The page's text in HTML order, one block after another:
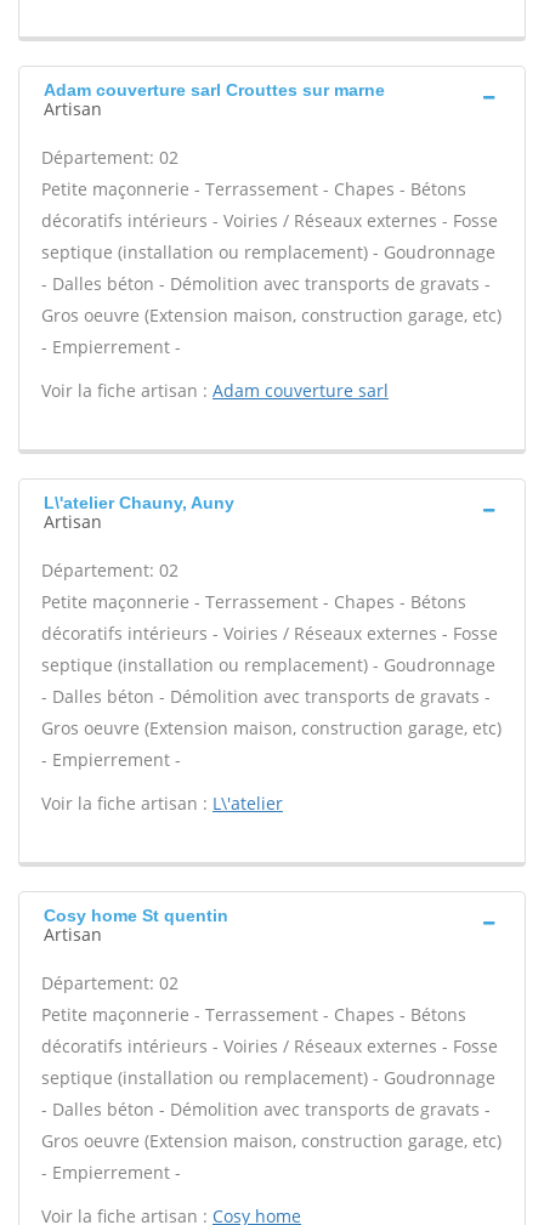
Adam couverture sarl Crouttes sur marne
Artisan
Département: 02
Petite maçonnerie - Terrassement - Chapes - Bétons
décoratifs intérieurs - Voiries / Réseaux externes - Fosse
septique (installation ou remplacement) - Goudronnage
- Dalles béton - Démolition avec transports de gravats -
Gros oeuvre (Extension maison, construction garage, etc)
- Empierrement -
Voir la fiche artisan : Adam couverture sarl
L\'atelier Chauny, Auny
Artisan
Département: 02
Petite maçonnerie - Terrassement - Chapes - Bétons
décoratifs intérieurs - Voiries / Réseaux externes - Fosse
septique (installation ou remplacement) - Goudronnage
- Dalles béton - Démolition avec transports de gravats -
Gros oeuvre (Extension maison, construction garage, etc)
- Empierrement -
Voir la fiche artisan : L\'atelier
Cosy home St quentin
Artisan
Département: 02
Petite maçonnerie - Terrassement - Chapes - Bétons
décoratifs intérieurs - Voiries / Réseaux externes - Fosse
septique (installation ou remplacement) - Goudronnage
- Dalles béton - Démolition avec transports de gravats -
Gros oeuvre (Extension maison, construction garage, etc)
- Empierrement -
Voir la fiche artisan : Cosy home